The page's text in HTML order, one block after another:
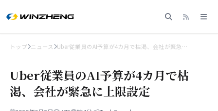
トップ ニュース Uber従業員のAI予算が4カ月で枯渇、会社が緊急…
Uber従業員のAI予算が4カ月で枯
渇、会社が緊急に上限設定